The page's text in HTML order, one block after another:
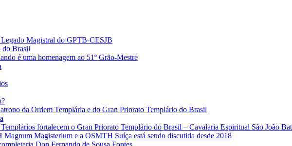
Magistral do GPTB-CESJB
do Brasil
é uma homenagem ao 51º Grão-Mestre
da Ordem Templária e do Gran Priorato Templário do Brasil
fortalecem o Gran Priorato Templário do Brasil – Cavalaria Espiritual São João
Magisterium e a OSMTH Suíça está sendo discutida desde 2018
Don Fernando de Sousa Fontes